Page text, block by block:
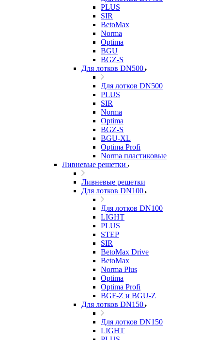
PLUS
SIR
BetoMax
Norma
Optima
BGU
BGZ-S
Для лотков DN500
Для лотков DN500
PLUS
SIR
Norma
Optima
BGZ-S
BGU-XL
Optima Profi
Norma пластиковые
Ливневые решетки
Ливневые решетки
Для лотков DN100
Для лотков DN100
LIGHT
PLUS
STEP
SIR
BetoMax Drive
BetoMax
Norma Plus
Optima
Optima Profi
BGF-Z и BGU-Z
Для лотков DN150
Для лотков DN150
LIGHT